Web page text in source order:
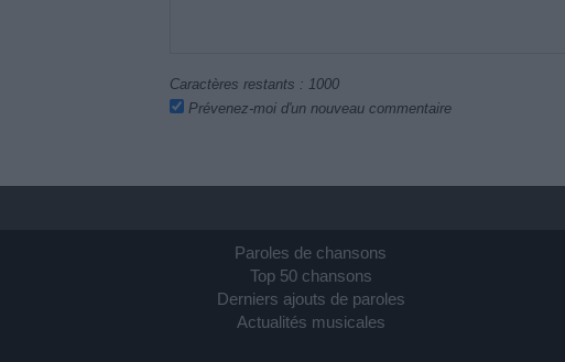
Caractères restants : 1000
Prévenez-moi d'un nouveau commentaire
Paroles de chansons
Top 50 chansons
Derniers ajouts de paroles
Actualités musicales